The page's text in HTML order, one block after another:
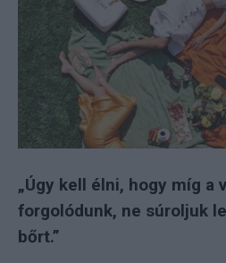
„Úgy kell élni, hogy míg a
forgolódunk, ne súroljuk
bőrt.”